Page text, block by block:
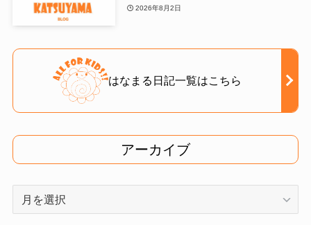
2026年8月2日
はなまる日記一覧はこちら
アーカイブ